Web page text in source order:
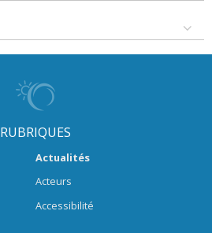
RUBRIQUES
Actualités
Acteurs
Accessibilité